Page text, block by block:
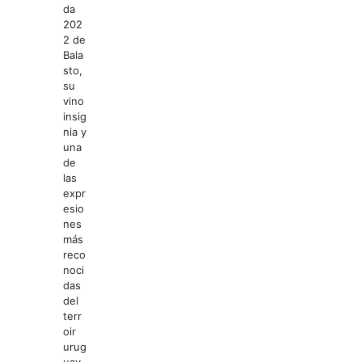
da
202
2 de
Bala
sto,
su
vino
insig
nia y
una
de
las
expr
esio
nes
más
reco
noci
das
del
terr
oir
urug